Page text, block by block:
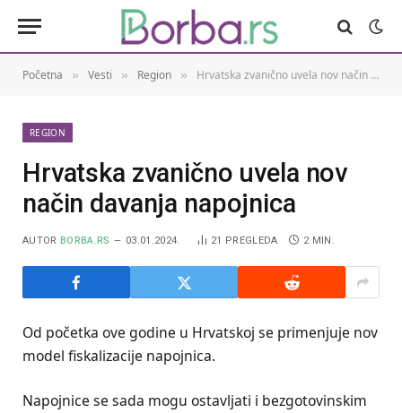
Početna » Vesti » Region » Hrvatska zvanično uvela nov način davanja napojnica
REGION
Hrvatska zvanično uvela nov
način davanja napojnica
AUTOR BORBA.RS 03.01.2024. 21 PREGLEDA 2 MIN.
Od početka ove godine u Hrvatskoj se primenjuje nov
model fiskalizacije napojnica.
Napojnice se sada mogu ostavljati i bezgotovinskim